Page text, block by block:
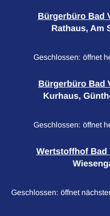
Bürgerbüro Bad
Rathaus, Am
Klicken, um weitere
Geschlossen: öffnet
Bürgerbüro Bad
Kurhaus,
Klicken, um weitere
Geschlossen: öffnet
Wertstoffhof Bad
Klicken, um weitere
Geschlossen: öffnet